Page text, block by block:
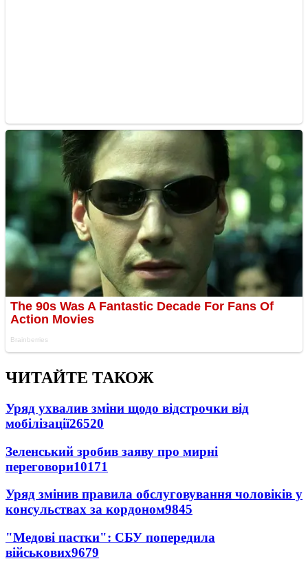
ЧИТАЙТЕ ТАКОЖ
Уряд ухвалив зміни щодо відстрочки від
мобілізації26520
Зеленський зробив заяву про мирні
переговори10171
Уряд змінив правила обслуговування чоловіків у
консульствах за кордоном9845
"Медові пастки": СБУ попередила
військових9679